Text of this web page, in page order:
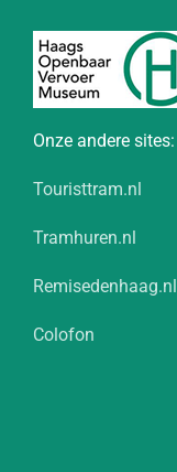
Onze andere sites:
Touristtram.nl
Tramhuren.nl
Remisedenhaag.nl
Colofon